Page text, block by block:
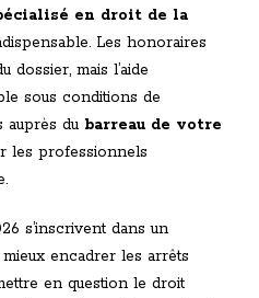
en droit de la
Les honoraires
mais l’aide
sous conditions de
auprès du barreau de votre
les professionnels
s’inscrivent dans un
encadrer les arrêts
en question le droit